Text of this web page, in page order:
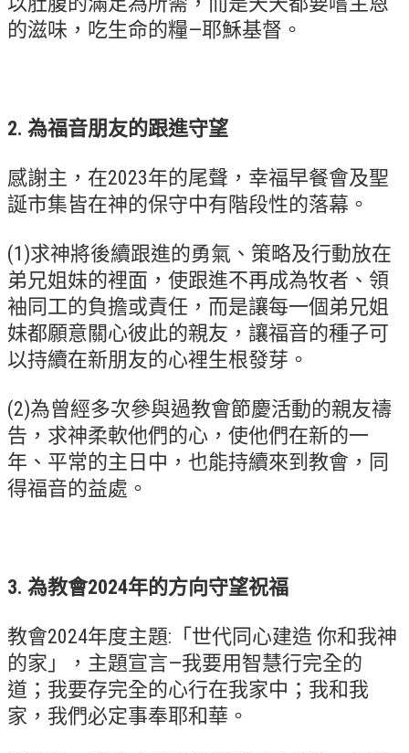
松柏牧區
教會代禱
小組代禱
其他代禱
我要代禱
會友服務
裝備課程
靈修進度
活動相簿
聚會剪影
聚會剪影_2026年
聚會剪影_2022年
聚會剪影_2021年
聚會剪影_2020年
的滋味，吃生命的糧—耶穌基督。
2. 為福音朋友的跟進守望
感謝主，在2023年的尾聲，幸福早餐會及聖
誕市集皆在神的保守中有階段性的落幕。
(1)求神將後續跟進的勇氣、策略及行動放在
弟兄姐妹的裡面，使跟進不再成為牧者、領
袖同工的負擔或責任，而是讓每一個弟兄姐
妹都願意關心彼此的親友，讓福音的種子可
以持續在新朋友的心裡生根發芽。
(2)為曾經多次參與過教會節慶活動的親友禱
告，求神柔軟他們的心，使他們在新的一
年、平常的主日中，也能持續來到教會，同
得福音的益處。
3. 為教會2024年的方向守望祝福
教會2024年度主題:「世代同心建造 你和我神
的家」，主題宣言—我要用智慧行完全的
道；我要存完全的心行在我家中；我和我
家，我們必定事奉耶和華。